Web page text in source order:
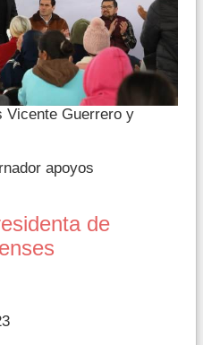
Vicente Guerrero y
apoyos
de